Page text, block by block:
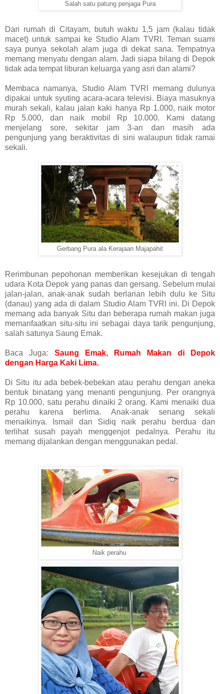
Salah satu patung penjaga Pura
Dari rumah di Citayam, butuh waktu 1,5 jam (kalau tidak
macet) untuk sampai ke Studio Alam TVRI. Teman suami
saya punya sekolah alam juga di dekat sana. Tempatnya
memang menyatu dengan alam. Jadi siapa bilang di Depok
tidak ada tempat liburan keluarga yang asri dan alami?
Membaca namanya, Studio Alam TVRI memang dulunya
dipakai untuk syuting acara-acara televisi. Biaya masuknya
murah sekali, kalau jalan kaki hanya Rp 1.000, naik motor
Rp 5.000, dan naik mobil Rp 10.000. Kami datang
menjelang sore, sekitar jam 3-an dan masih ada
pengunjung yang beraktivitas di sini walaupun tidak ramai
sekali.
Gerbang Pura ala Kerajaan Majapahit
Rerimbunan pepohonan memberikan kesejukan di tengah
udara Kota Depok yang panas dan gersang. Sebelum mulai
jalan-jalan, anak-anak sudah berlarian lebih dulu ke Situ
(danau) yang ada di dalam Studio Alam TVRI ini. Di Depok
memang ada banyak Situ dan beberapa rumah makan juga
memanfaatkan situ-situ ini sebagai daya tarik pengunjung,
salah satunya Saung Emak.
Baca Juga: Saung Emak, Rumah Makan di Depok
dengan Harga Kaki Lima.
Di Situ itu ada bebek-bebekan atau perahu dengan aneka
bentuk binatang yang menanti pengunjung. Per orangnya
Rp 10.000, satu perahu dinaiki 2 orang. Kami menaiki dua
perahu karena berlima. Anak-anak senang sekali
menaikinya. Ismail dan Sidiq naik perahu berdua dan
terlihat susah payah menggenjot pedalnya. Perahu itu
memang dijalankan dengan menggunakan pedal.
Naik perahu